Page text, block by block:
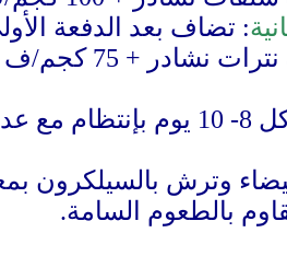
: تضاف بعد الدفعة
وترش بالسيلكرون بمعدل 750
بالطعوم السامة.